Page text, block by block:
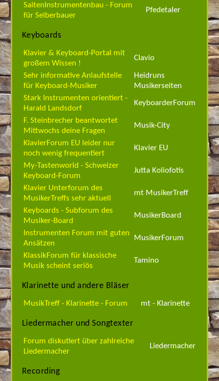
SaitenInstrumentenbau - Forum
für Selberbauer
Pfedetaler
Keyboards
Klavier & Keyboard-Portal mit
großem Wissen !
Clavio
Sehr informative Anlaufstelle
für Keyboard-Musiker
Heidruns
Musikerseiten
Stark Instrumenten orientiert -
Harald Landsdorf
KeyboarderForum
F. Steinbrecher beantwortet
Mittwochs deine Fragen
Musik-City
KlavierForum EU leider nur
noch wenig frequentiert
Klavier EU
My-Tastenworld - Schweizer
Keyboard-Forum
Jutta Koliofotis
Klavier Unterforum des
MusikerTreffs sehr aktuell
mt MusikerTreff
Keyboards - Subforum des
Musiker-Board
MusikerBoard
Instrumenten Forum mit guten
Ansätzen
MusikerForum
KlassikForum für klassische
Musik scheint seriös
Tamino
Klarinette und andere Bläser
MusikTreff - Klarinette - Forum mt - Klarinette
Liedermacher und Songtexter
Forum diskutiert über zahlreiche
Liedermacher
Liedermacher
Recording